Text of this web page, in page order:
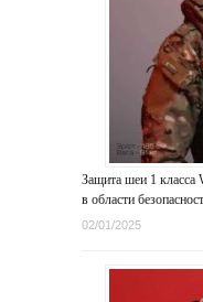
Защита шеи 1 класса
в области
02/01/2025